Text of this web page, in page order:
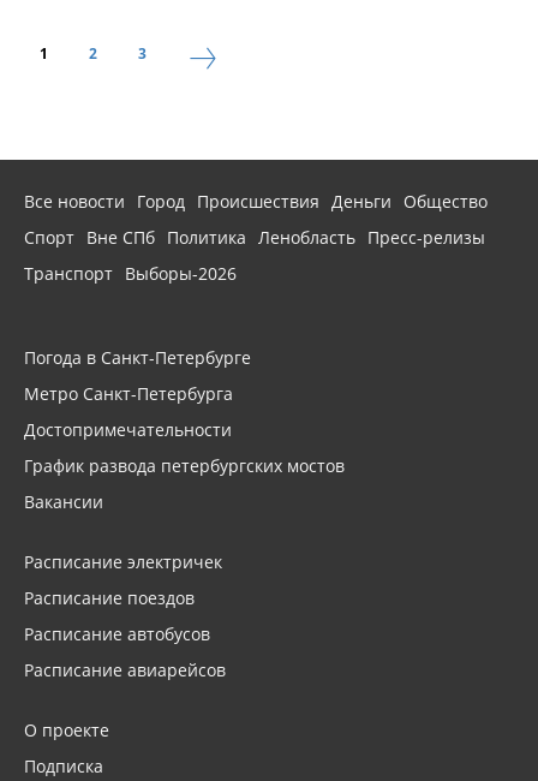
1 2 3
Все новости Город Происшествия Деньги
Общество
Спорт Вне СПб Политика Ленобласть Пресс-релизы
Транспорт Выборы-2026
Погода в Санкт-Петербурге
Метро Санкт-Петербурга
Достопримечательности
График развода петербургских мостов
Вакансии
Расписание электричек
Расписание поездов
Расписание автобусов
Расписание авиарейсов
О проекте
Подписка